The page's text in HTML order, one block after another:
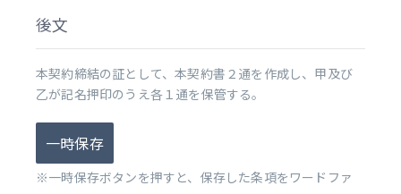
後文
本契約締結の証として、本契約書２通を作成し、甲及び
乙が記名押印のうえ各１通を保管する。
一時保存
※一時保存ボタンを押すと、保存した条項をワードファ